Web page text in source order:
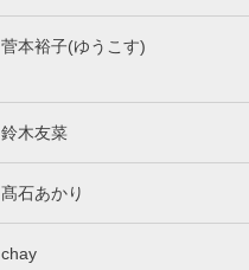
菅本裕子(ゆうこす)
鈴木友菜
髙石あかり
chay